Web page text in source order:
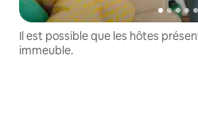
Il est possible que les hôtes
immeuble.